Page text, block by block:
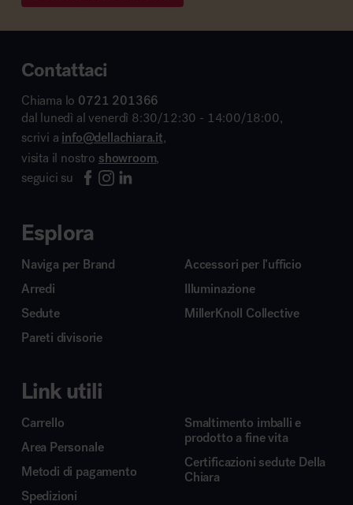
Contattaci
Chiama lo 0721 201366
dal lunedì al venerdì 8:30/12:30 - 14:00/18:00,
scrivi a info@dellachiara.it,
visita il nostro showroom,
seguici su
Esplora
Naviga per Brand
Arredi
Sedute
Pareti divisorie
Accessori per l’ufficio
Illuminazione
MillerKnoll Collective
Link utili
Carrello
Area Personale
Metodi di pagamento
Spedizioni
Smaltimento imballi e
prodotto a fine vita
Certificazioni sedute Della
Chiara